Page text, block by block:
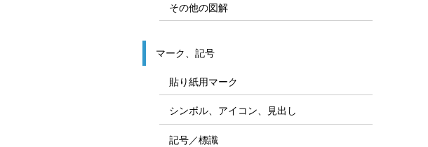
その他の図解
マーク、記号
貼り紙用マーク
シンボル、アイコン、見出し
記号／標識